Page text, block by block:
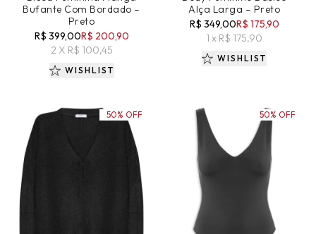
Bufante Com Bordado –
Preto
R$ 399,00R$ 200,90
2 X R$ 100,45
WISHLIST
Alça Larga – Preto
R$ 349,00R$ 175,90
1 x R$ 175,90
WISHLIST
50% OFF 50% OFF